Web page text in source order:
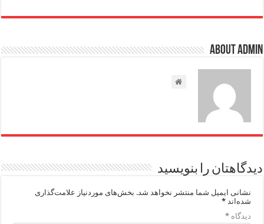
About admin
دیدگاهتان را بنویسید
نشانی ایمیل شما منتشر نخواهد شد. بخش‌های موردنیاز علامت‌گذاری
شده‌اند*
دیدگاه*